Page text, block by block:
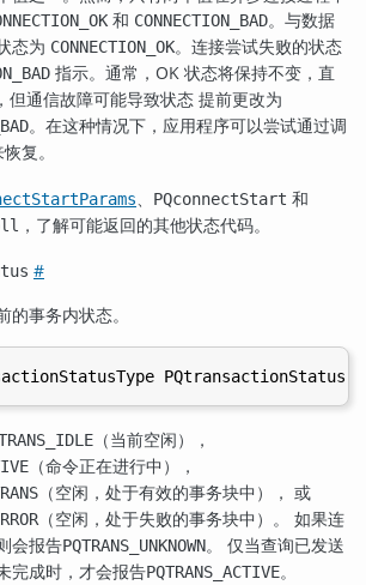
和 CONNECTION_BAD。与数据
态为 CONNECTION_OK。连接尝试失败的状态
指示。通常，OK 状态将保持不变，直
，但通信故障可能导致状态 提前更改为
。在这种情况下，应用程序可以尝试通过调
复。
、 PQconnectStart 和
，了解可能返回的其他状态代码。
#
的事务内状态。
（当前空闲），
（命令正在进行中），
（空闲，处于有效的事务块中）， 或
（空闲，处于失败的事务块中）。 如果连
会报告PQTRANS_UNKNOWN。 仅当查询已发送
完成时，才会报告PQTRANS_ACTIVE。